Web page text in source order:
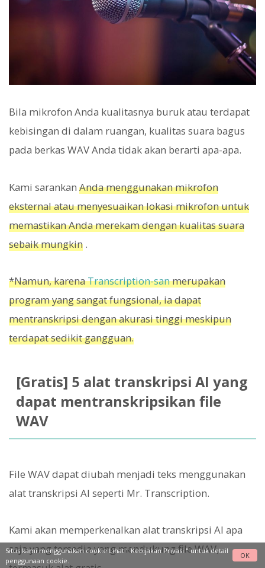
Bila mikrofon Anda kualitasnya buruk atau terdapat
kebisingan di dalam ruangan, kualitas suara bagus
pada berkas WAV Anda tidak akan berarti apa-apa.
Kami sarankan Anda menggunakan mikrofon
eksternal atau menyesuaikan lokasi mikrofon untuk
memastikan Anda merekam dengan kualitas suara
sebaik mungkin .
*Namun, karenaTranscription-sanmerupakan
program yang sangat fungsional, ia dapat
mentranskripsi dengan akurasi tinggi meskipun
terdapat sedikit gangguan.
[Gratis] 5 alat transkripsi AI yang
dapat mentranskripsikan file
WAV
File WAV dapat diubah menjadi teks menggunakan
alat transkripsi AI seperti Mr. Transcription.
Kami akan memperkenalkan alat transkripsi AI apa
saja yang tersedia yang mendukung file WAV,
Situs kami menggunakan cookie Lihat "Kebijakan Privasi " untuk detail
penggunaan cookie.
OK